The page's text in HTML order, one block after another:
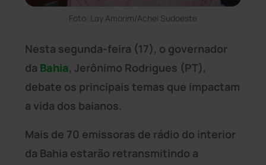
Foto: Lay Amorim/Achei Sudoeste
Nesta segunda-feira (17), o governador
da Bahia, Jerônimo Rodrigues (PT),
debate os principais temas que impactam
a vida dos baianos.
Mais de 70 emissoras de rádio do interior
da Bahia estarão retransmitindo a